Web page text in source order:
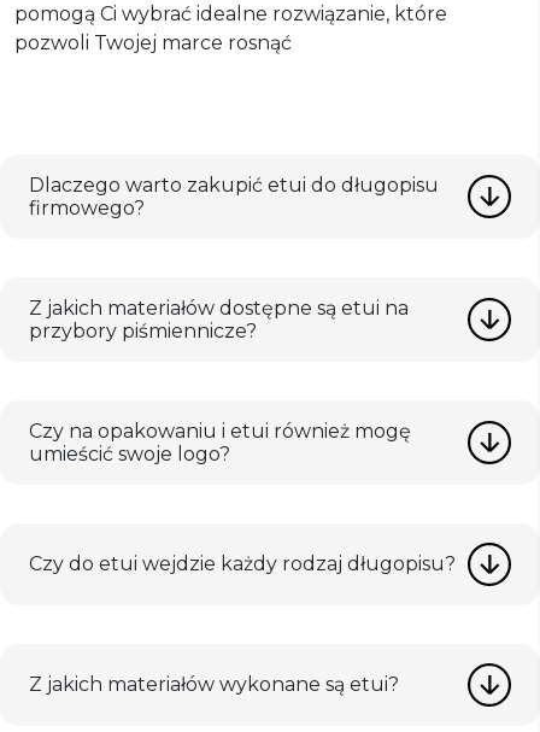
pomogą Ci wybrać idealne rozwiązanie, które
pozwoli Twojej marce rosnąć
Dlaczego warto zakupić etui do długopisu
firmowego?
Z jakich materiałów dostępne są etui na
przybory piśmiennicze?
Czy na opakowaniu i etui również mogę
umieścić swoje logo?
Czy do etui wejdzie każdy rodzaj długopisu?
Z jakich materiałów wykonane są etui?